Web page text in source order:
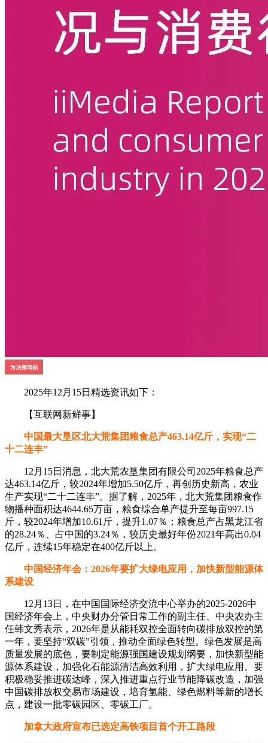
2025年12月15日精选资讯如下：
【互联网新鲜事】
中国最大垦区北大荒集团粮食总产463.14亿斤，实现“二
十二连丰”
12月15日消息，北大荒农垦集团有限公司2025年粮食总产
达463.14亿斤，较2024年增加5.50亿斤，再创历史新高，农业
生产实现“二十二连丰”。据了解，2025年，北大荒集团粮食作
物播种面积达4644.65万亩，粮食综合单产提升至每亩997.15
斤，较2024年增加10.61斤，提升1.07％；粮食总产占黑龙江省
的28.24％、占中国的3.24％，较历史最好年份2021年高出0.04
亿斤，连续15年稳定在400亿斤以上。
中国经济年会：2026年要扩大绿电应用，加快新型能源体
系建设
12月13日，在中国国际经济交流中心举办的2025-2026中
国经济年会上，中央财办分管日常工作的副主任、中央农办主
任韩文秀表示，2026年是从能耗双控全面转向碳排放双控的第
一年，要坚持“双碳”引领，推动全面绿色转型。绿色发展是高
质量发展的底色，要制定能源强国建设规划纲要，加快新型能
源体系建设，加强化石能源清洁高效利用，扩大绿电应用。要
积极稳妥推进碳达峰，深入推进重点行业节能降碳改造，加强
中国碳排放权交易市场建设，培育氢能、绿色燃料等新的增长
点，建设一批零碳园区、零碳工厂。
加拿大政府宣布已选定高铁项目首个开工路段